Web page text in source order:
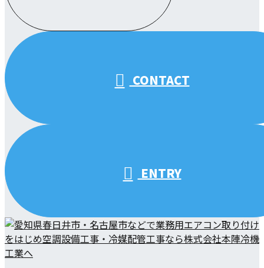
CONTACT
ENTRY